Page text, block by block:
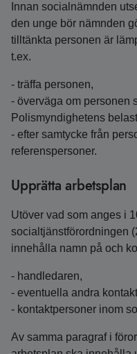
Innan socialnämnden
den unge bör nämnden
tilltänkta personen är
t.ex.
- träffa personen,
- överväga om personen
Polismyndighetens
- efter samtycke från
referenspersoner.
Upprätta arbetsplan
Utöver vad som anges i
socialtjänstförordningen
innehålla namn på och
- handledaren,
- eventuella andra
- kontaktpersoner inom
Av samma paragraf i